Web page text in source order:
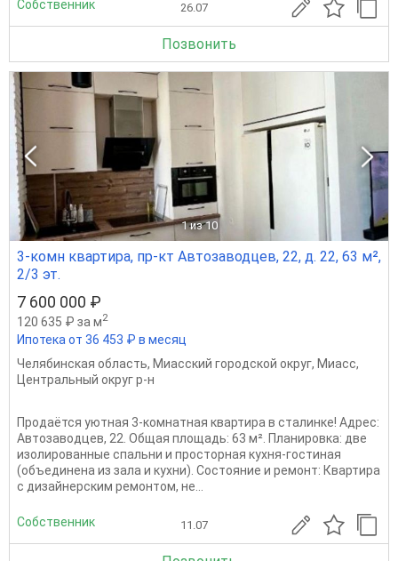
Собственник 26.07
Позвонить
1 из 10
3-комн квартира, пр-кт Автозаводцев, 22, д. 22, 63 м²,
2/3 эт.
7 600 000 ₽
120 635 ₽ за м2
Ипотека от 36 453 ₽ в месяц
Челябинская область, Миасский городской округ, Миасс,
Центральный округ р-н
Продаётся уютная 3-комнатная квартира в сталинке! Адрес:
Автозаводцев, 22. Общая площадь: 63 м². Планировка: две
изолированные спальни и просторная кухня-гостиная
(объединена из зала и кухни). Состояние и ремонт: Квартира
с дизайнерским ремонтом, не...
Собственник 11.07